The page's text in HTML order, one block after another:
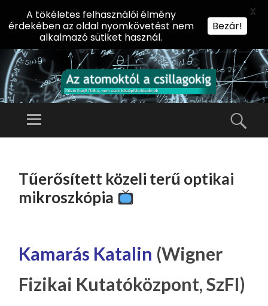
AZ
KT
CS
IL
LA
G
Előadássorozat
Természettudományi
Menü
TARTALOMHOZ
Tűerősített közeli terű optikai
mikroszkópia
Kamarás Katalin (Wigner
Fizikai Kutatóközpont, SzFI)
A tökéletes felhasználói élmény
érdekében az oldal nyomkövetést nem
alkalmazó sütiket használ.
Bezár!
X